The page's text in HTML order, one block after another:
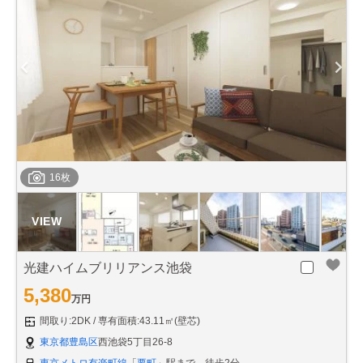
16枚
光建ハイムブリリアンス池袋
5,380万円
間取り:2DK
専有面積:43.11㎡(壁芯)
東京都豊島区西池袋5丁目26-8